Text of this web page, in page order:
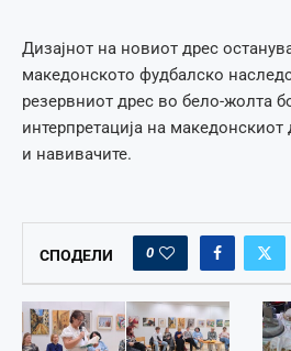
Дизајнот на новиот дрес
македонското фудбалско
резервниот дрес во бело-жолта
интерпретација на македонскиот
и навивачите.
СПОДЕЛИ 0